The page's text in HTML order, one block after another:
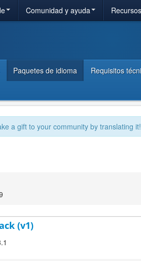
Comunidad y ayuda
Paquetes de idioma Requisitos
a gift to your community by translating
(v1)